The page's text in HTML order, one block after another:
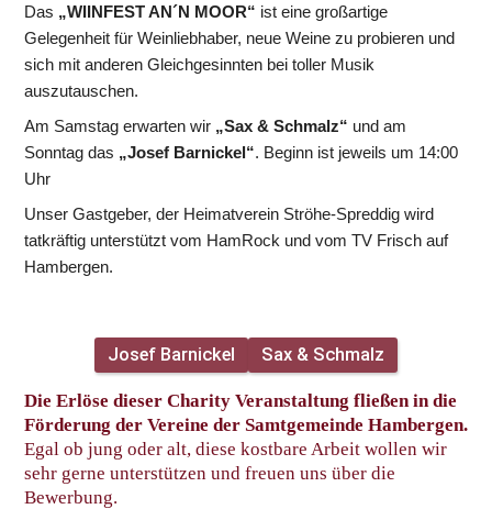
Das „WIINFEST AN´N MOOR“ ist eine großartige
Gelegenheit für Weinliebhaber, neue Weine zu probieren und
sich mit anderen Gleichgesinnten bei toller Musik
auszutauschen.
Am Samstag erwarten wir „Sax & Schmalz“ und am
Sonntag das „Josef Barnickel“. Beginn ist jeweils um 14:00
Uhr
Unser Gastgeber, der Heimatverein Ströhe-Spreddig wird
tatkräftig unterstützt vom HamRock und vom TV Frisch auf
Hambergen.
Josef Barnickel Sax & Schmalz
Die Erlöse dieser Charity Veranstaltung fließen in die
Förderung der Vereine der Samtgemeinde Hambergen.
Egal ob jung oder alt, diese kostbare Arbeit wollen wir
sehr gerne unterstützen und freuen uns über die
Bewerbung.